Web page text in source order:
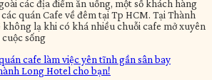
các địa điểm ăn uống, một số khách hàng
quán Cafe về đêm tại Tp HCM. Tại Thành
không lạ khi có khá nhiều chuỗi cafe mở xuyên
sống